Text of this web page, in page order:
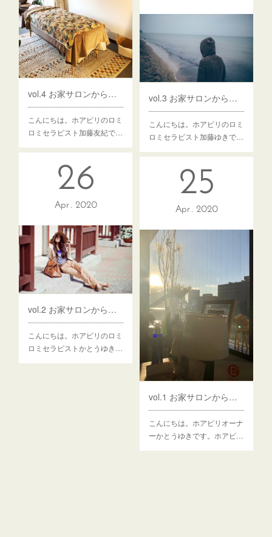
vol.4 お家サロンから店舗サロン移転への道のり④なんで私、物件探してるんだろう？
こんにちは。ホアピリのロミ
ロミセラピスト加藤友紀で…
vol.3 お家サロンから店舗サロン移転への道のり③早速暗礁に乗り上げる編
こんにちは。ホアピリのロミ
ロミセラピスト加藤ゆきで…
26
Apr 2020
vol.2 お家サロンから店舗サロン移転への道のり②現実的に考える編
こんにちは。ホアピリのロミ
ロミセラピストかとうゆき…
25
Apr 2020
vol.1 お家サロンから店舗サロン移転への道のり①きっかけ編
こんにちは。ホアピリオーナ
ーかとうゆきです。ホアピ…